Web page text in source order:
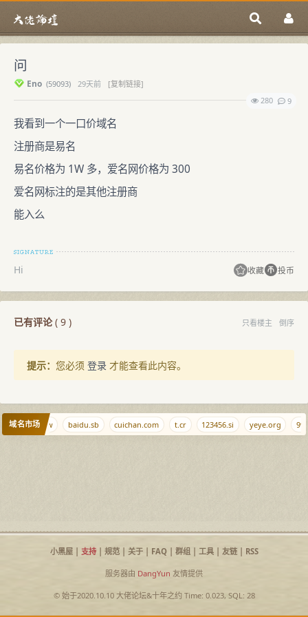
问
Eno (59093) 29天前
[复制链接]
280
9
我看到一个一口价域名
注册商是易名
易名价格为 1W 多，爱名网价格为 300
爱名网标注的是其他注册商
能入么
Hi 收藏 投币
已有评论( 9 ) 只看楼主 倒序
提示： 您必须 登录 才能查看此内容。
域名市场
www.org.tw baidu.sb cuichan.com t.cr 123456.si yeye.org
小黑屋| 支持| 规范| 关于| FAQ| 群组| 工具| 友链| RSS
服务器由 DangYun 友情提供
© 始于2020.10.10 大佬论坛&十年之约Time: 0.023, SQL: 28